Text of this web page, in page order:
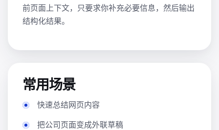
前页面上下文，只要求你补充必要信息，然后输出
结构化结果。
常用场景
快速总结网页内容
把公司页面变成外联草稿